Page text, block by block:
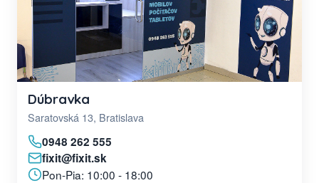
Dúbravka
Saratovská 13, Bratislava
0948 262 555
fixit@fixit.sk
Pon-Pia: 10:00 - 18:00